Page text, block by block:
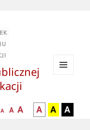
mniejsza
A
normalna
A
większa-
czcionka
A
kontrast
czarny
A
kontrast
czarny
A
żółty
A